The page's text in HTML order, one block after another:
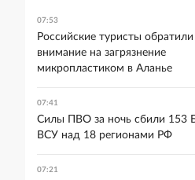
07:53
Российские туристы обратили
внимание на загрязнение
микропластиком в Аланье
07:41
Силы ПВО за ночь сбили 153
ВСУ над 18 регионами РФ
07:21